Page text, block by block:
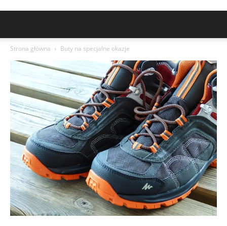
Strona główna Buty na specjalne okazje